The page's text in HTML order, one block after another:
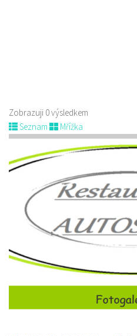
Zobrazuji 0 výsledkem
Seznam
Mřížka